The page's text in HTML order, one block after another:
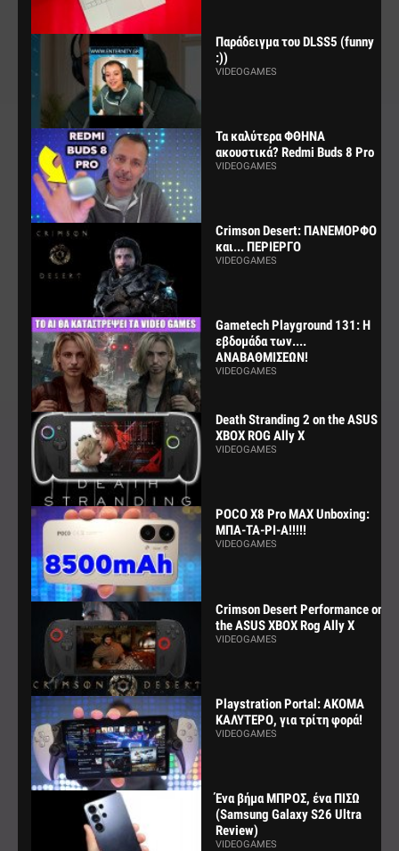
Παράδειγμα του DLSS5 (funny
:))
VIDEOGAMES
Τα καλύτερα ΦΘΗΝΑ
ακουστικά? Redmi Buds 8 Pro
VIDEOGAMES
Crimson Desert: ΠΑΝΕΜΟΡΦΟ
και... ΠΕΡΙΕΡΓΟ
VIDEOGAMES
Gametech Playground 131: Η
εβδομάδα των....
ΑΝΑΒΑΘΜΙΣΕΩΝ!
VIDEOGAMES
Death Stranding 2 on the ASUS
XBOX ROG Ally X
VIDEOGAMES
POCO X8 Pro MAX Unboxing:
ΜΠΑ-ΤΑ-ΡΙ-Α!!!!!
VIDEOGAMES
Crimson Desert Performance on
the ASUS XBOX Rog Ally X
VIDEOGAMES
Playstration Portal: ΑΚΟΜΑ
ΚΑΛΥΤΕΡΟ, για τρίτη φορά!
VIDEOGAMES
Ένα βήμα ΜΠΡΟΣ, ένα ΠΙΣΩ
(Samsung Galaxy S26 Ultra
Review)
VIDEOGAMES